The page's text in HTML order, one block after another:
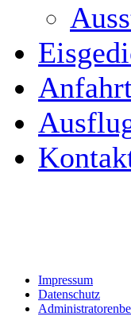
Impressum
Datenschutz